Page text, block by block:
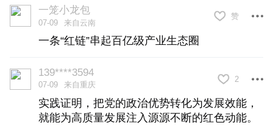
▲园区开展“典”亮法治路“渡”企新发展活动。
▲企业员工欢度元宵节。
一笼小龙包
07-09 来自云南
赞
一条“红链”串起百亿级产业生态圈
139****3594
07-09 来自重庆
2
实践证明，把党的政治优势转化为发展效能，
就能为高质量发展注入源源不断的红色动能。